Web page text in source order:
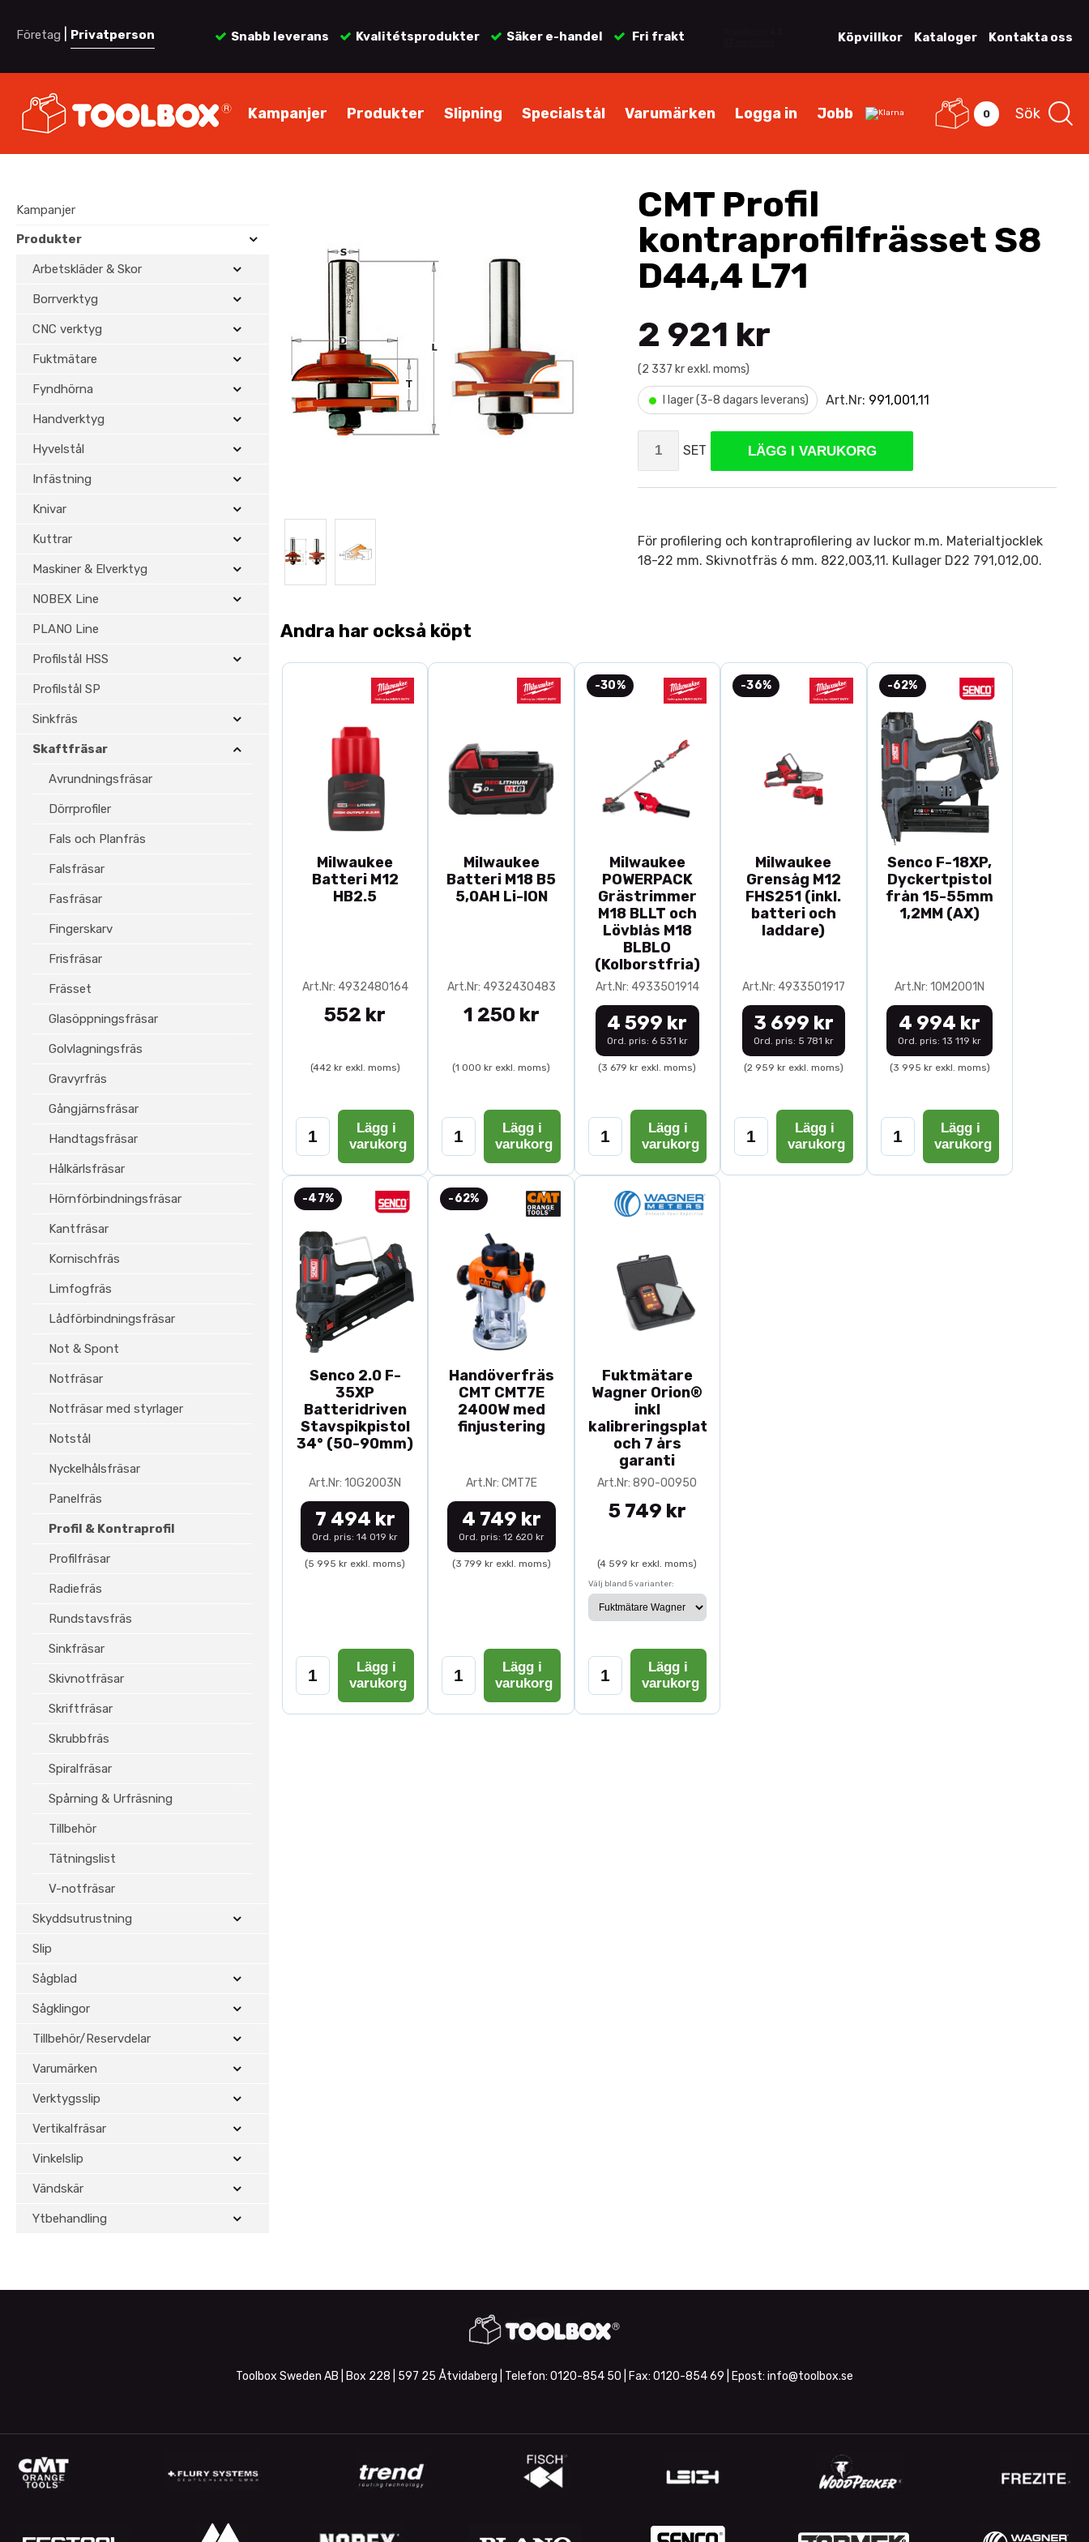
Företag Privatperson Snabb leverans Kvalitétsprodukter Säker e-handel Fri frakt Köpvillkor Kataloger Kontakta oss
Kampanjer Produkter Slipning Specialstål Varumärken Logga in Jobb 0 Sök
Kampanjer
Produkter
Arbetskläder & Skor
Borrverktyg
CNC verktyg
Fuktmätare
Fyndhörna
Handverktyg
Hyvelstål
Infästning
Knivar
Kuttrar
Maskiner & Elverktyg
NOBEX Line
PLANO Line
Profilstål HSS
Profilstål SP
Sinkfräs
Skaftfräsar
Avrundningsfräsar
Dörrprofiler
Fals och Planfräs
Falsfräsar
Fasfräsar
Fingerskarv
Frisfräsar
Frässet
Glasöppningsfräsar
Golvlagningsfräs
Gravyrfräs
Gångjärnsfräsar
Handtagsfräsar
Hålkärlsfräsar
Hörnförbindningsfräsar
Kantfräsar
Kornischfräs
Limfogfräs
Lådförbindningsfräsar
Not & Spont
Notfräsar
Notfräsar med styrlager
Notstål
Nyckelhålsfräsar
Panelfräs
Profil & Kontraprofil
Profilfräsar
Radiefräs
Rundstavsfräs
Sinkfräsar
Skivnotfräsar
Skriftfräsar
Skrubbfräs
Spiralfräsar
Spårning & Urfräsning
Tillbehör
Tätningslist
V-notfräsar
Skyddsutrustning
Slip
Sågblad
Sågklingor
Tillbehör/Reservdelar
Varumärken
Verktygsslip
Vertikalfräsar
Vinkelslip
Vändskär
Ytbehandling
CMT Profil
kontraprofilfrässet S8
D44,4 L71
2 921 kr
(2 337 kr exkl. moms)
• I lager (3-8 dagars leverans) Art.Nr: 991,001,11
SET LÄGG I VARUKORG
För profilering och kontraprofilering av luckor m.m. Materialtjocklek
18-22 mm. Skivnotfräs 6 mm. 822,003,11. Kullager D22 791,012,00.
Andra har också köpt
Milwaukee
Batteri M12
HB2.5
Art.Nr: 4932480164
552 kr
(442 kr exkl. moms)
Lägg i
varukorg
Milwaukee
Batteri M18 B5
5,0AH Li-ION
Art.Nr: 4932430483
1 250 kr
(1 000 kr exkl. moms)
Lägg i
varukorg
-30%
Milwaukee
POWERPACK
Grästrimmer
M18 BLLT och
Lövblås M18
BLBLO
(Kolborstfria)
Art.Nr: 4933501914
4 599 kr
Ord. pris: 6 531 kr
(3 679 kr exkl. moms)
Lägg i
varukorg
-36%
Milwaukee
Grensåg M12
FHS251 (inkl.
batteri och
laddare)
Art.Nr: 4933501917
3 699 kr
Ord. pris: 5 781 kr
(2 959 kr exkl. moms)
Lägg i
varukorg
-62%
Senco F-18XP,
Dyckertpistol
från 15-55mm
1,2MM (AX)
Art.Nr: 10M2001N
4 994 kr
Ord. pris: 13 119 kr
(3 995 kr exkl. moms)
Lägg i
varukorg
-47%
Senco 2.0 F-
35XP
Batteridriven
Stavspikpistol
34° (50-90mm)
Art.Nr: 10G2003N
7 494 kr
Ord. pris: 14 019 kr
(5 995 kr exkl. moms)
Lägg i
varukorg
-62%
Handöverfräs
CMT CMT7E
2400W med
finjustering
Art.Nr: CMT7E
4 749 kr
Ord. pris: 12 620 kr
(3 799 kr exkl. moms)
Lägg i
varukorg
Fuktmätare
Wagner Orion®
inkl
kalibreringsplatta
och 7 års
garanti
Art.Nr: 890-00950
5 749 kr
(4 599 kr exkl. moms)
Välj bland 5 varianter:
Lägg i
varukorg
Toolbox Sweden AB | Box 228 | 597 25 Åtvidaberg | Telefon: 0120-854 50 | Fax: 0120-854 69 | Epost: info@toolbox.se